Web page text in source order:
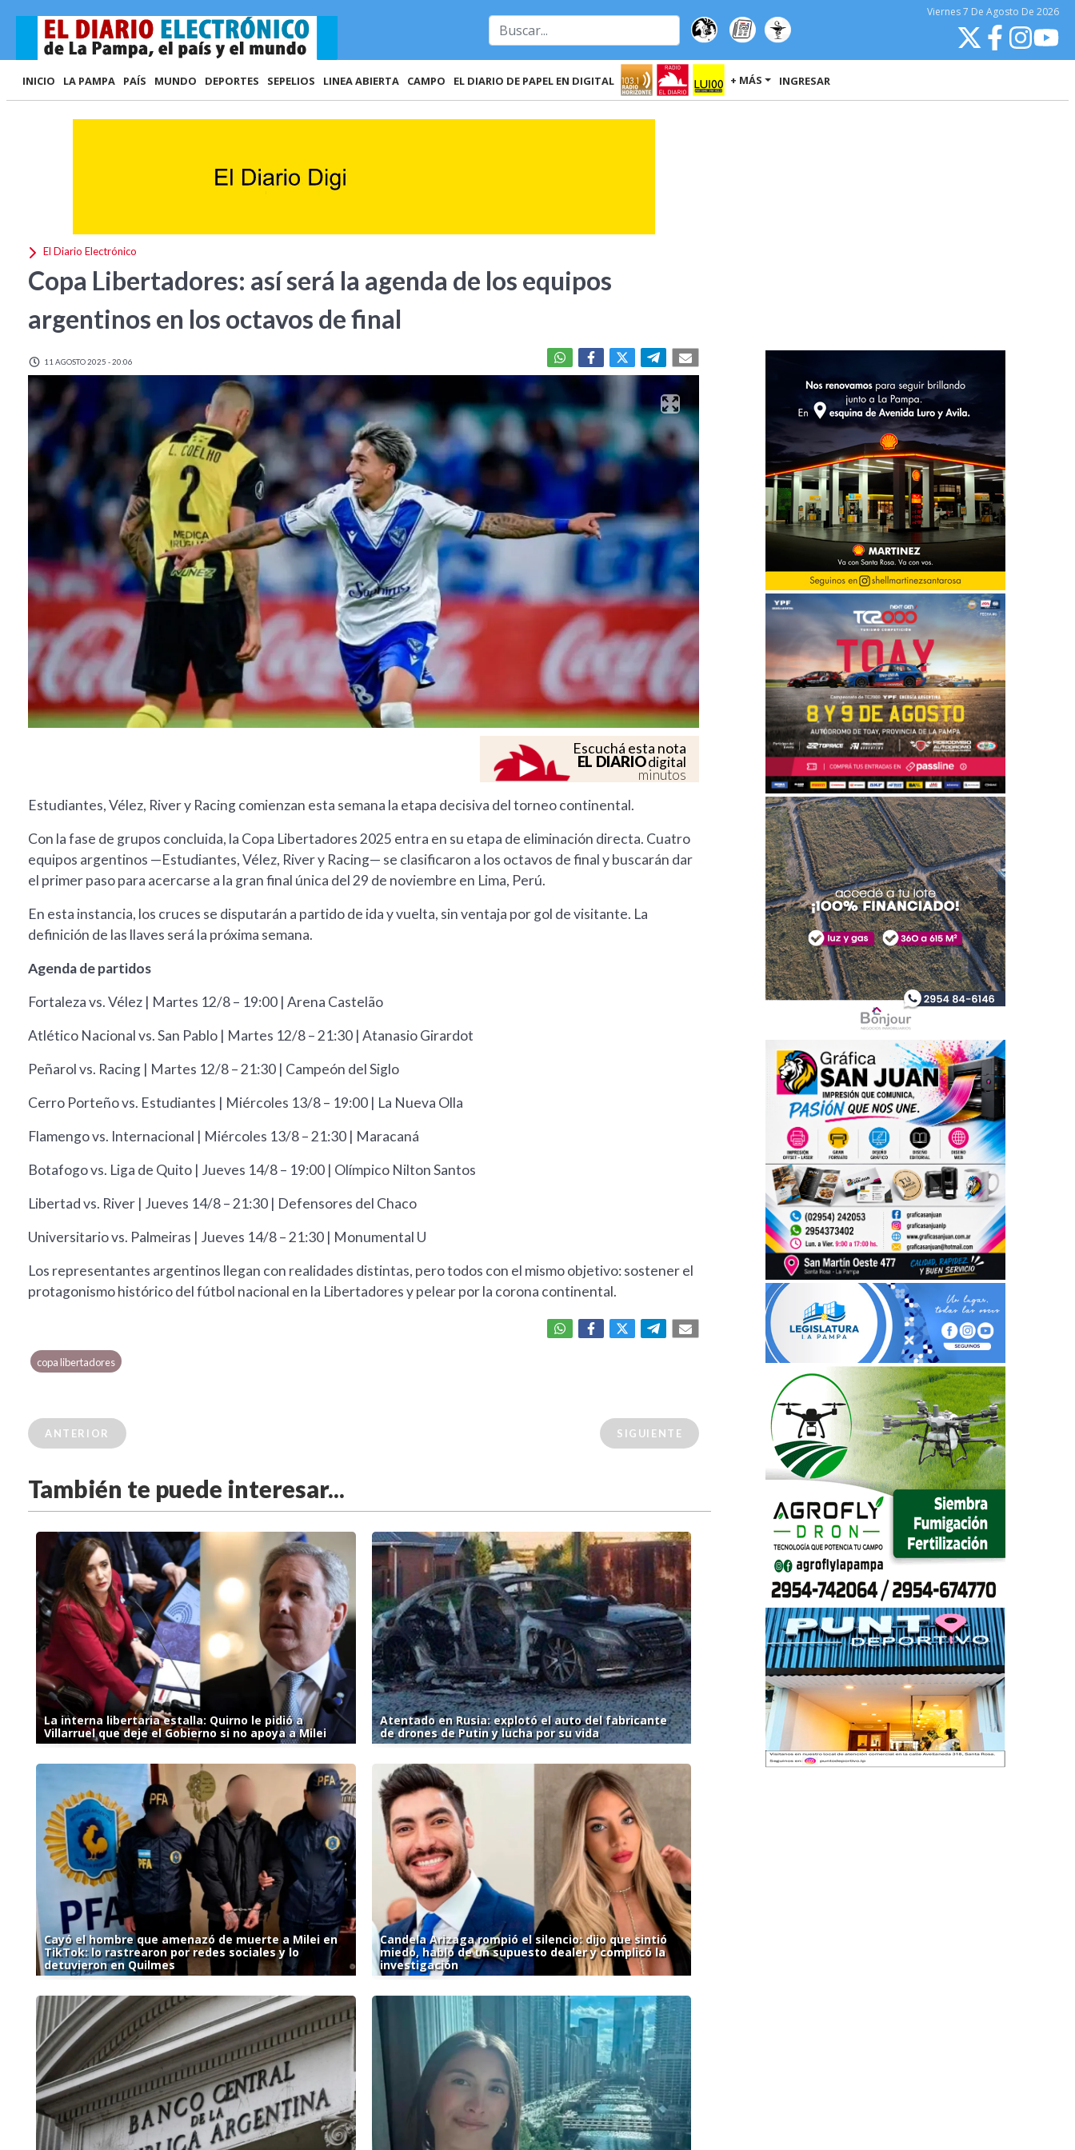
Viernes7 De Agosto De 2026
INICIO LA PAMPA PAÍS MUNDO DEPORTES SEPELIOS LINEA ABIERTA CAMPO EL DIARIO DE PAPEL EN DIGITAL + MÁS INGRESAR
El Diario Electrónico
Copa Libertadores: así será la agenda de los equipos
argentinos en los octavos de final
11 AGOSTO 2025 - 20:06
Escuchá esta nota
EL DIARIOdigital
minutos
Estudiantes, Vélez, River y Racing comienzan esta semana la etapa decisiva del torneo continental.
Con la fase de grupos concluida, la Copa Libertadores 2025 entra en su etapa de eliminación directa. Cuatro
equipos argentinos —Estudiantes, Vélez, River y Racing— se clasificaron a los octavos de final y buscarán dar
el primer paso para acercarse a la gran final única del 29 de noviembre en Lima, Perú.
En esta instancia, los cruces se disputarán a partido de ida y vuelta, sin ventaja por gol de visitante. La
definición de las llaves será la próxima semana.
Agenda de partidos
Fortaleza vs. Vélez | Martes 12/8 – 19:00 | Arena Castelão
Atlético Nacional vs. San Pablo | Martes 12/8 – 21:30 | Atanasio Girardot
Peñarol vs. Racing | Martes 12/8 – 21:30 | Campeón del Siglo
Cerro Porteño vs. Estudiantes | Miércoles 13/8 – 19:00 | La Nueva Olla
Flamengo vs. Internacional | Miércoles 13/8 – 21:30 | Maracaná
Botafogo vs. Liga de Quito | Jueves 14/8 – 19:00 | Olímpico Nilton Santos
Libertad vs. River | Jueves 14/8 – 21:30 | Defensores del Chaco
Universitario vs. Palmeiras | Jueves 14/8 – 21:30 | Monumental U
Los representantes argentinos llegan con realidades distintas, pero todos con el mismo objetivo: sostener el
protagonismo histórico del fútbol nacional en la Libertadores y pelear por la corona continental.
copa libertadores
ANTERIOR SIGUIENTE
También te puede interesar...
La interna libertaria estalla: Quirno le pidió a
Villarruel que deje el Gobierno si no apoya a Milei
Atentado en Rusia: explotó el auto del fabricante
de drones de Putin y lucha por su vida
Cayó el hombre que amenazó de muerte a Milei en
TikTok: lo rastrearon por redes sociales y lo
detuvieron en Quilmes
Candela Arizaga rompió el silencio: dijo que sintió
miedo, habló de un supuesto dealer y complicó la
investigación